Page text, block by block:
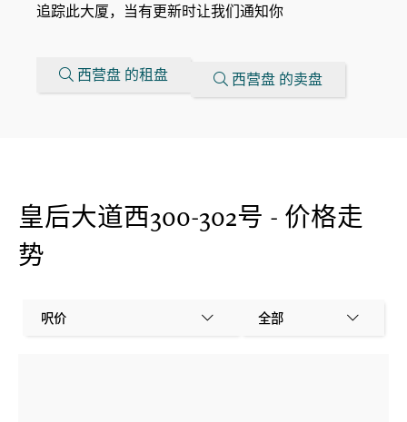
追踪此大厦，当有更新时让我们通知你
西营盘 的租盘 西营盘 的卖盘
皇后大道西300-302号 - 价格走
势
呎价 全部